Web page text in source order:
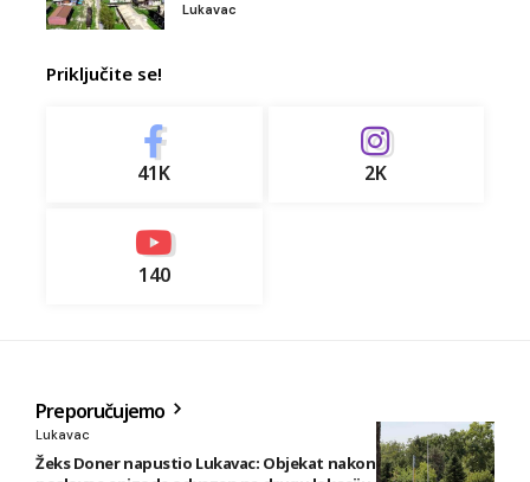
Lukavac
Priključite se!
41K 2K
140
Preporučujemo
Lukavac
Žeks Doner napustio Lukavac: Objekat nakon kratke